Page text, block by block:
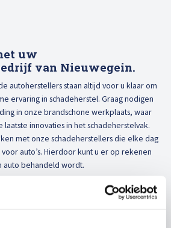
uw
van Nieuwegein.
autoherstellers staan altijd voor u klaar om
ervaring in schadeherstel. Graag nodigen
in onze brandschone werkplaats, waar
innovaties in het schadeherstelvak.
met onze schadeherstellers die elke dag
auto’s. Hierdoor kunt u er op rekenen
auto behandeld wordt.
in